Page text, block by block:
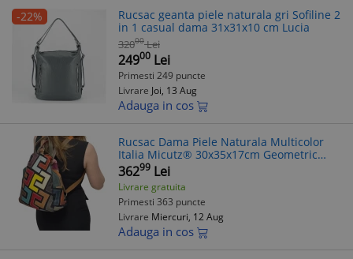
-22%
Rucsac geanta piele naturala gri Sofiline 2
in 1 casual dama 31x31x10 cm Lucia
32000 Lei
24900 Lei
Primesti 249 puncte
Livrare Joi, 13 Aug
Adauga in cos
Rucsac Dama Piele Naturala Multicolor
Italia Micutz® 30x35x17cm Geometric
Rucsacuri Femei
36299 Lei
Livrare gratuita
Primesti 363 puncte
Livrare Miercuri, 12 Aug
Adauga in cos